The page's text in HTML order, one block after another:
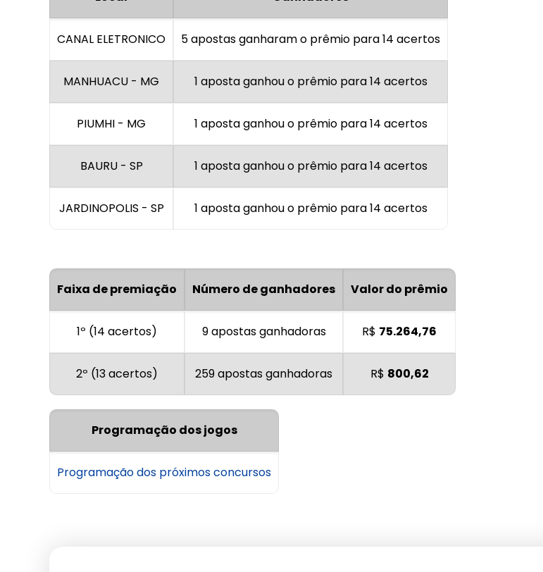
CANAL ELETRONICO 5 apostas ganharam o prêmio para 14 acertos
MANHUACU - MG 1 aposta ganhou o prêmio para 14 acertos
PIUMHI - MG 1 aposta ganhou o prêmio para 14 acertos
BAURU - SP 1 aposta ganhou o prêmio para 14 acertos
JARDINOPOLIS - SP 1 aposta ganhou o prêmio para 14 acertos
Faixa de premiação Número de ganhadores Valor do prêmio
1º (14 acertos) 9 apostas ganhadoras R$ 75.264,76
2º (13 acertos) 259 apostas ganhadoras R$ 800,62
Programação dos jogos
Programação dos próximos concursos